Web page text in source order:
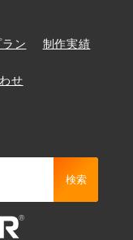
ン 制作実績
せ
検索